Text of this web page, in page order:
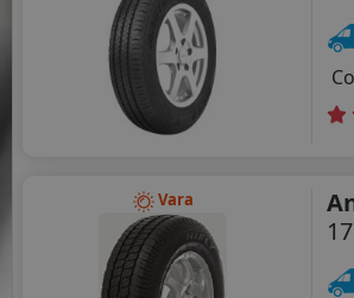
Vara